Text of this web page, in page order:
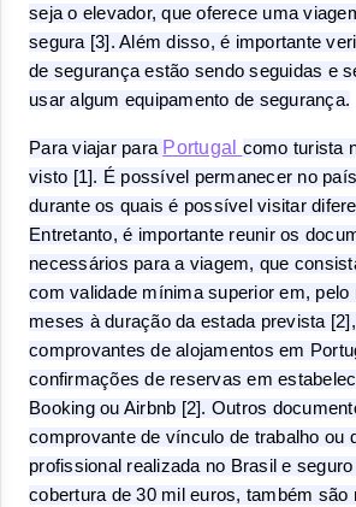
seja o elevador, que oferece uma
segura [3]. Além disso, é importante
de segurança estão sendo seguidas e
usar algum equipamento de segurança.
Para viajar para Portugal como turista
visto [1]. É possível permanecer no
durante os quais é possível visitar
Entretanto, é importante reunir os
necessários para a viagem, que
com validade mínima superior em, pelo
meses à duração da estada prevista
comprovantes de alojamentos em
confirmações de reservas em
Booking ou Airbnb [2]. Outros
comprovante de vínculo de trabalho ou
profissional realizada no Brasil e
cobertura de 30 mil euros, também são